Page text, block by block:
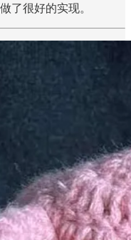
了很好的实现。